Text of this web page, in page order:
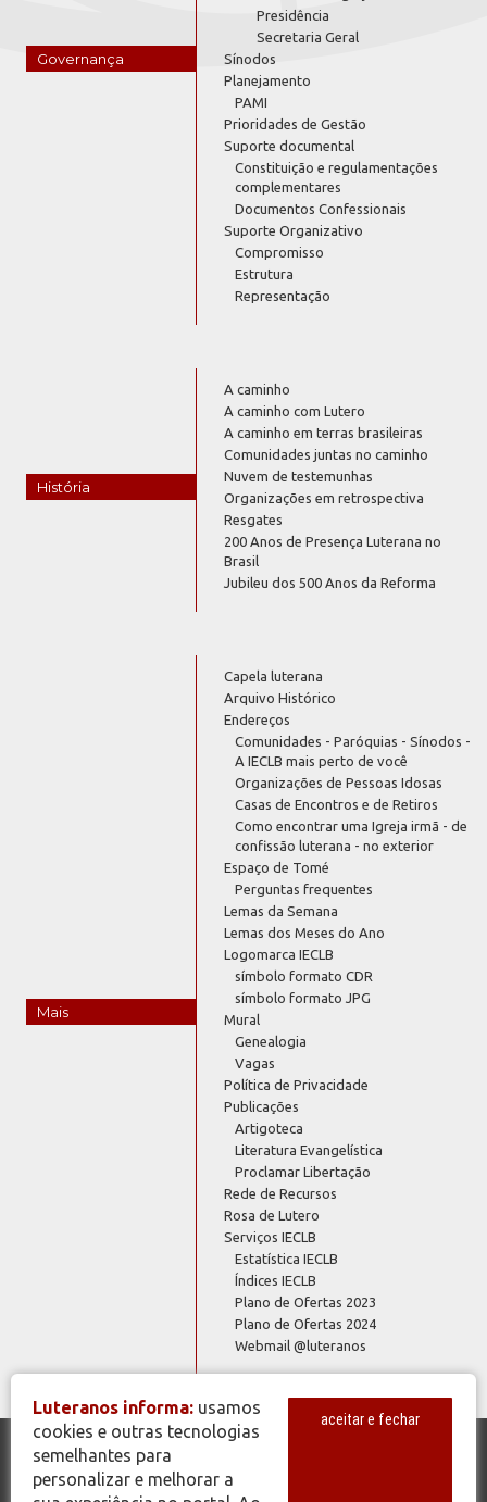
Governança
Presidência
Secretaria Geral
Sínodos
Planejamento
PAMI
Prioridades de Gestão
Suporte documental
Constituição e regulamentações
complementares
Documentos Confessionais
Suporte Organizativo
Compromisso
Estrutura
Representação
História
A caminho
A caminho com Lutero
A caminho em terras brasileiras
Comunidades juntas no caminho
Nuvem de testemunhas
Organizações em retrospectiva
Resgates
200 Anos de Presença Luterana no
Brasil
Jubileu dos 500 Anos da Reforma
Mais
Capela luterana
Arquivo Histórico
Endereços
Comunidades - Paróquias - Sínodos -
A IECLB mais perto de você
Organizações de Pessoas Idosas
Casas de Encontros e de Retiros
Como encontrar uma Igreja irmã - de
confissão luterana - no exterior
Espaço de Tomé
Perguntas frequentes
Lemas da Semana
Lemas dos Meses do Ano
Logomarca IECLB
símbolo formato CDR
símbolo formato JPG
Mural
Genealogia
Vagas
Política de Privacidade
Publicações
Artigoteca
Literatura Evangelística
Proclamar Libertação
Rede de Recursos
Rosa de Lutero
Serviços IECLB
Estatística IECLB
Índices IECLB
Plano de Ofertas 2023
Plano de Ofertas 2024
Webmail @luteranos
© Copyright 2026 - Todos os Direitos Reservados - IECLB - Igreja
Evangélica de Confissão Luterana no Brasil - Portal Luteranos -
Luteranos informa: usamos
cookies e outras tecnologias
semelhantes para
personalizar e melhorar a
aceitar e fechar